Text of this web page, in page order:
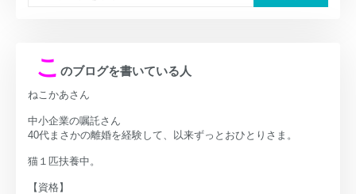
こ のブログを書いている人
ねこかあさん
中小企業の嘱託さん
40代まさかの離婚を経験して、以来ずっとおひとりさま。
猫１匹扶養中。
【資格】